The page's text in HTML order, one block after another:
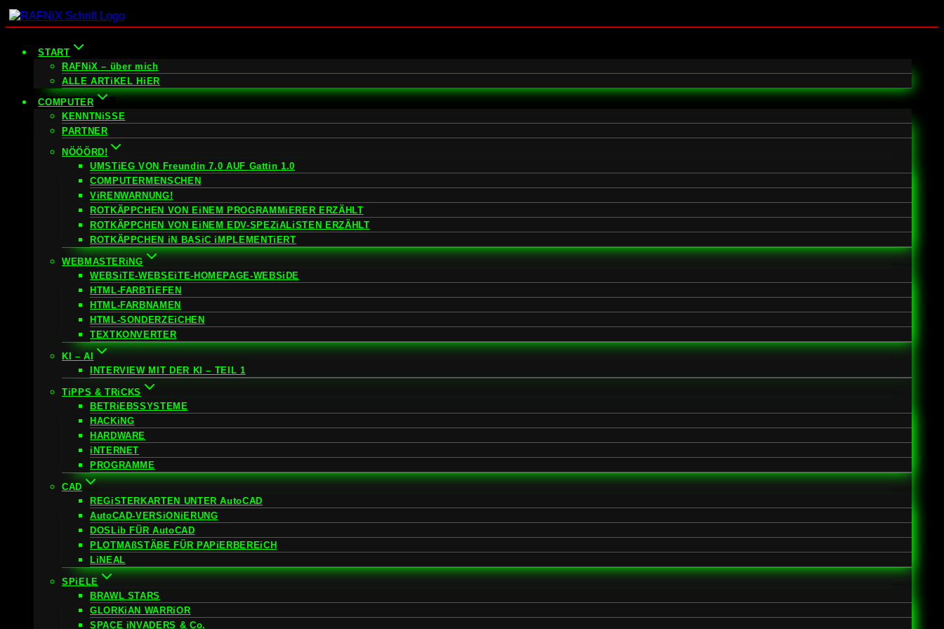
Zum
Inhalt
START
RAFNiX – über mich
ALLE ARTiKEL HiER
COMPUTER
KENNTNiSSE
PARTNER
NÖÖÖRD!
UMSTiEG VON Freundin 7.0 AUF Gattin 1.0
COMPUTERMENSCHEN
ViRENWARNUNG!
ROTKÄPPCHEN VON EiNEM PROGRAMMiERER ERZÄHLT
ROTKÄPPCHEN VON EiNEM EDV-SPEZiALiSTEN ERZÄHLT
ROTKÄPPCHEN iN BASiC iMPLEMENTiERT
WEBMASTERiNG
WEBSiTE-WEBSEiTE-HOMEPAGE-WEBSiDE
HTML-FARBTiEFEN
HTML-FARBNAMEN
HTML-SONDERZEiCHEN
TEXTKONVERTER
KI – AI
INTERVIEW MIT DER KI – TEIL 1
TiPPS & TRiCKS
BETRiEBSSYSTEME
HACKiNG
HARDWARE
iNTERNET
PROGRAMME
CAD
REGiSTERKARTEN UNTER AutoCAD
AutoCAD-VERSiONiERUNG
DOSLib FÜR AutoCAD
PLOTMAßSTÄBE FÜR PAPiERBEREiCH
LiNEAL
SPiELE
BRAWL STARS
GLORKiAN WARRiOR
SPACE iNVADERS & Co.